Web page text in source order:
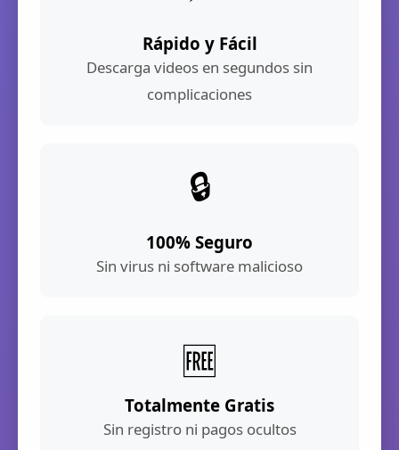
Rápido y Fácil
Descarga videos en segundos sin
complicaciones
🔒
100% Seguro
Sin virus ni software malicioso
🆓
Totalmente Gratis
Sin registro ni pagos ocultos